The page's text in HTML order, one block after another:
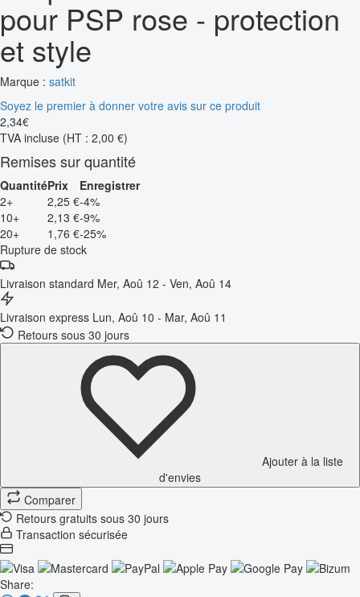
pour PSP rose - protection
et style
Marque : satkit
Soyez le premier à donner votre avis sur ce produit
2,34€
TVA incluse (HT : 2,00 €)
Remises sur quantité
QuantitéPrix
Enregistrer
2+
2,25 €-4%
10+
2,13 €-9%
20+
1,76 €-25%
Rupture de stock
Livraison standard Mer, Aoû 12 - Ven, Aoû 14
Livraison express Lun, Aoû 10 - Mar, Aoû 11
Retours sous 30 jours
Ajouter à la liste
d'envies
Comparer
Retours gratuits sous 30 jours
Transaction sécurisée
Share: